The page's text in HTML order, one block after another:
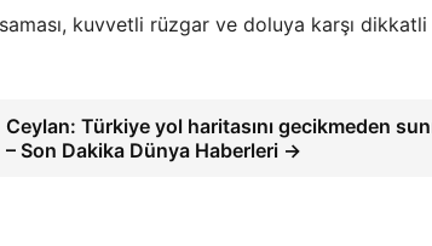
kuvvetli rüzgar ve doluya karşı
Ceylan: Türkiye yol haritasını gecikmeden
– Son Dakika Dünya Haberleri →